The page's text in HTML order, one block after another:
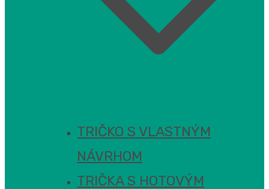
TRIČKO S VLASTNÝM
NÁVRHOM
TRIČKA S HOTOVÝM